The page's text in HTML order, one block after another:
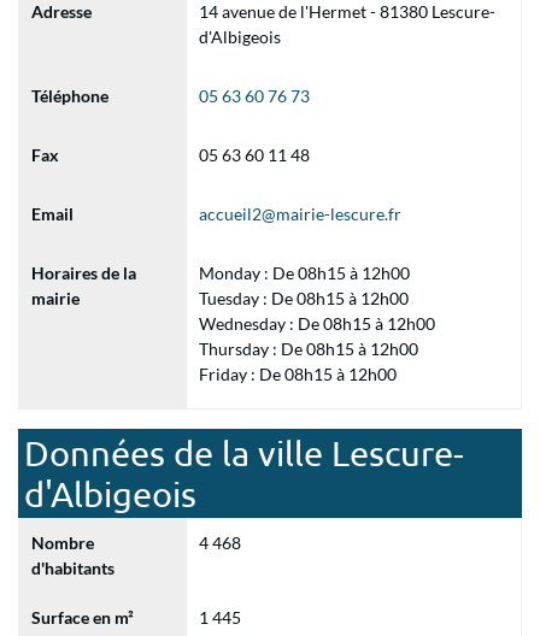
Adresse
14 avenue de l'Hermet - 81380 Lescure-
d'Albigeois
Téléphone 05 63 60 76 73
Fax 05 63 60 11 48
Email accueil2@mairie-lescure.fr
Horaires de la
mairie
Monday : De 08h15 à 12h00
Tuesday : De 08h15 à 12h00
Wednesday : De 08h15 à 12h00
Thursday : De 08h15 à 12h00
Friday : De 08h15 à 12h00
Données de la ville Lescure-
d'Albigeois
Nombre
d'habitants
4 468
Surface en m² 1 445